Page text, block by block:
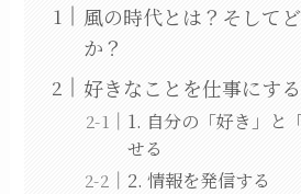
風の時代とは？そして
か？
好きなことを仕事にす
1. 自分の「好き」と
せる
2. 情報を発信する